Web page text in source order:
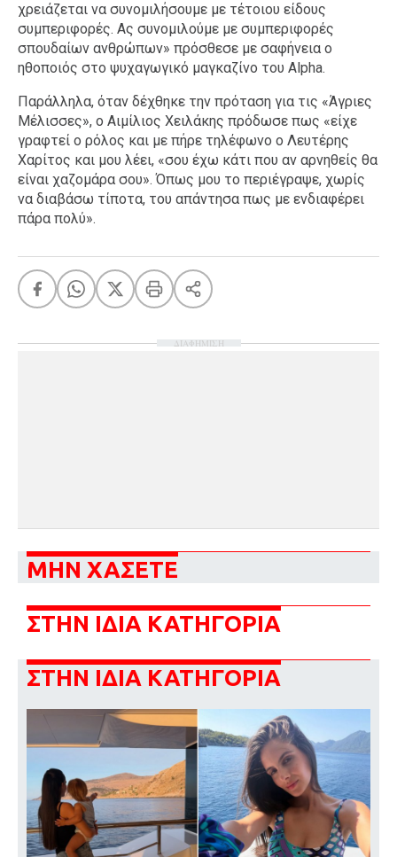
χρειάζεται να συνομιλήσουμε με τέτοιου είδους
συμπεριφορές. Ας συνομιλούμε με συμπεριφορές
σπουδαίων ανθρώπων» πρόσθεσε με σαφήνεια ο
ηθοποιός στο ψυχαγωγικό μαγκαζίνο του Alpha.
Παράλληλα, όταν δέχθηκε την πρόταση για τις «Άγριες
Μέλισσες», ο Αιμίλιος Χειλάκης πρόδωσε πως «είχε
γραφτεί ο ρόλος και με πήρε τηλέφωνο ο Λευτέρης
Χαρίτος και μου λέει, «σου έχω κάτι που αν αρνηθείς θα
είναι χαζομάρα σου». Όπως μου το περιέγραψε, χωρίς
να διαβάσω τίποτα, του απάντησα πως με ενδιαφέρει
πάρα πολύ».
ΔΙΑΦΗΜΙΣΗ
ΜΗΝ ΧΑΣΕΤΕ
ΣΤΗΝ ΙΔΙΑ ΚΑΤΗΓΟΡΙΑ
ΣΤΗΝ ΙΔΙΑ ΚΑΤΗΓΟΡΙΑ